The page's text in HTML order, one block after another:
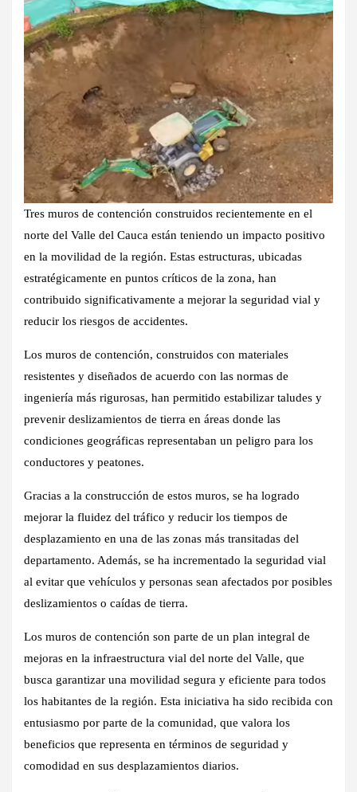
Tres muros de contención construidos recientemente en el
norte del Valle del Cauca están teniendo un impacto positivo
en la movilidad de la región. Estas estructuras, ubicadas
estratégicamente en puntos críticos de la zona, han
contribuido significativamente a mejorar la seguridad vial y
reducir los riesgos de accidentes.
Los muros de contención, construidos con materiales
resistentes y diseñados de acuerdo con las normas de
ingeniería más rigurosas, han permitido estabilizar taludes y
prevenir deslizamientos de tierra en áreas donde las
condiciones geográficas representaban un peligro para los
conductores y peatones.
Gracias a la construcción de estos muros, se ha logrado
mejorar la fluidez del tráfico y reducir los tiempos de
desplazamiento en una de las zonas más transitadas del
departamento. Además, se ha incrementado la seguridad vial
al evitar que vehículos y personas sean afectados por posibles
deslizamientos o caídas de tierra.
Los muros de contención son parte de un plan integral de
mejoras en la infraestructura vial del norte del Valle, que
busca garantizar una movilidad segura y eficiente para todos
los habitantes de la región. Esta iniciativa ha sido recibida con
entusiasmo por parte de la comunidad, que valora los
beneficios que representa en términos de seguridad y
comodidad en sus desplazamientos diarios.